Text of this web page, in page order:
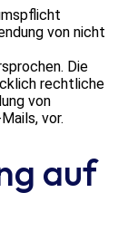
von nicht
Die
rechtliche
von
vor.
auf